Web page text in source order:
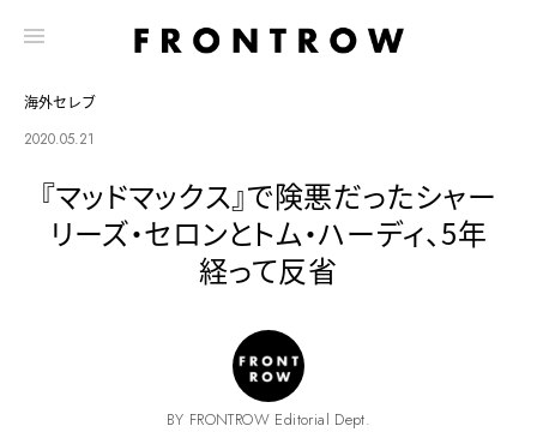
海外セレブ
2020.05.21
『マッドマックス』で険悪だったシャー
リーズ・セロンとトム・ハーディ、5年
経って反省
BY FRONTROW Editorial Dept.